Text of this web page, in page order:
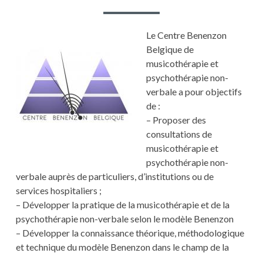
Le Centre Benenzon
Belgique de
musicothérapie et
psychothérapie non-
verbale a pour objectifs
de :
– Proposer des
consultations de
musicothérapie et
psychothérapie non-
verbale auprès de particuliers, d’institutions ou de
services hospitaliers ;
– Développer la pratique de la musicothérapie et de la
psychothérapie non-verbale selon le modèle Benenzon
– Développer la connaissance théorique, méthodologique
et technique du modèle Benenzon dans le champ de la